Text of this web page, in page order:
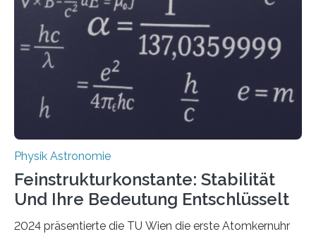
Physik Astronomie
Feinstrukturkonstante: Stabilität
Und Ihre Bedeutung Entschlüsselt
2024 präsentierte die TU Wien die erste Atomkernuhr